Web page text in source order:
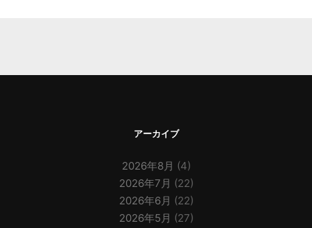
アーカイブ
2026年8月 (4)
2026年7月 (22)
2026年6月 (22)
2026年5月 (27)